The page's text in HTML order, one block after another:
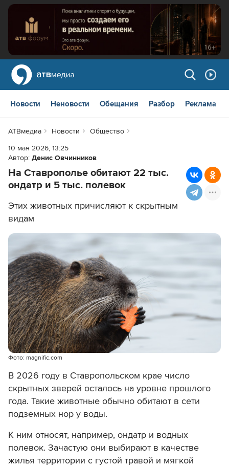
Новости Неновости Обещания Разбор Реклама
АТВмедиа Новости
Общество
10 мая 2026, 13:25
Автор: Денис Овчинников
На Ставрополье обитают 22 тыс.
ондатр и 5 тыс. полевок
Этих животных причисляют к скрытным
видам
Фото: magnific.com
В 2026 году в Ставропольском крае число
скрытных зверей осталось на уровне прошлого
года. Такие животные обычно обитают в сети
подземных нор у воды.
К ним относят, например, ондатр и водных
полевок. Зачастую они выбирают в качестве
жилья территории с густой травой и мягкой